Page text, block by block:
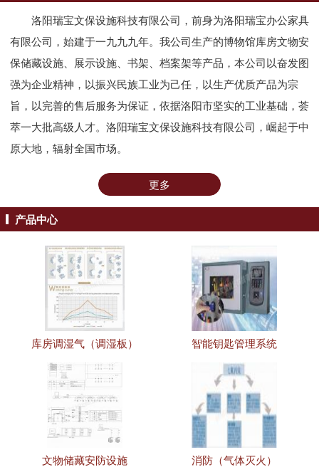
洛阳瑞宝文保设施科技有限公司，前身为洛阳瑞宝办公家具
有限公司，始建于一九九九年。我公司生产的博物馆库房文物安
保储藏设施、展示设施、书架、档案架等产品，本公司以奋发图
强为企业精神，以振兴民族工业为己任，以生产优质产品为宗
旨，以完善的售后服务为保证，依据洛阳市坚实的工业基础，荟
萃一大批高级人才。洛阳瑞宝文保设施科技有限公司，崛起于中
原大地，辐射全国市场。
更多
产品中心
库房调湿气（调湿板） 智能钥匙管理系统
文物储藏安防设施 消防（气体灭火）